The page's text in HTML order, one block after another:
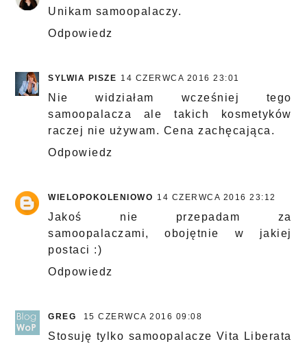
Unikam samoopalaczy.
Odpowiedz
SYLWIA PISZE 14 CZERWCA 2016 23:01
Nie widziałam wcześniej tego
samoopalacza ale takich kosmetyków
raczej nie używam. Cena zachęcająca.
Odpowiedz
WIELOPOKOLENIOWO 14 CZERWCA 2016 23:12
Jakoś nie przepadam za
samoopalaczami, obojętnie w jakiej
postaci :)
Odpowiedz
GREG 15 CZERWCA 2016 09:08
Stosuję tylko samoopalacze Vita Liberata